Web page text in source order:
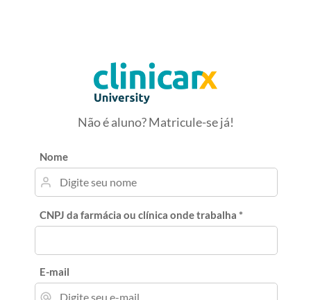
Não é aluno? Matricule-se já!
Nome
CNPJ da farmácia ou clínica onde trabalha *
E-mail